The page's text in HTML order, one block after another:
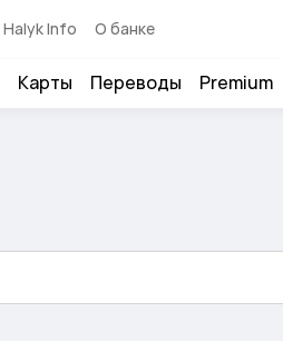
Halyk Info О банке
Карты Переводы Premium